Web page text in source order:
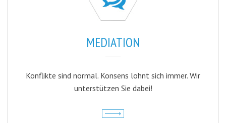
MEDIATION
Konflikte sind normal. Konsens lohnt sich immer. Wir
unterstützen Sie dabei!